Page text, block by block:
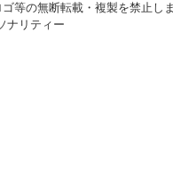
等の無断転載・複製を禁止し
ナリティー